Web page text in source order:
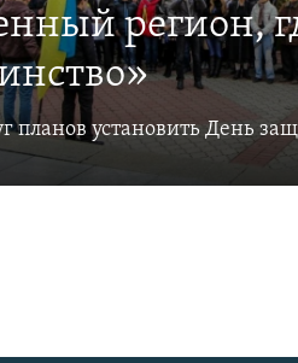
регион,
планов установить День